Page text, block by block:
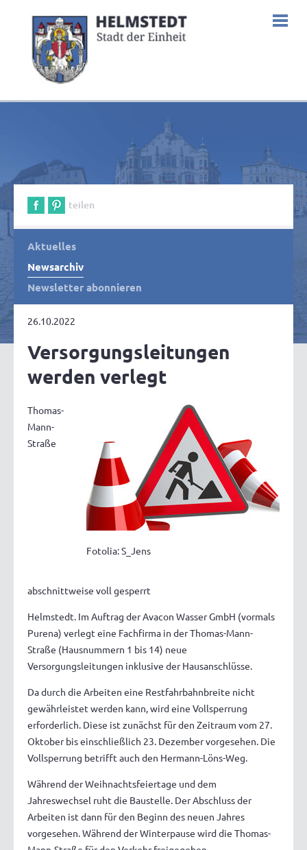
teilen
Aktuelles
Newsarchiv
Newsletter abonnieren
26.10.2022
Versorgungsleitungen
werden verlegt
Fotolia: S_Jens
Thomas-
Mann-
Straße
abschnittweise voll gesperrt
Helmstedt. Im Auftrag der Avacon Wasser GmbH (vormals
Purena) verlegt eine Fachfirma in der Thomas-Mann-
Straße (Hausnummern 1 bis 14) neue
Versorgungsleitungen inklusive der Hausanschlüsse.
Da durch die Arbeiten eine Restfahrbahnbreite nicht
gewährleistet werden kann, wird eine Vollsperrung
erforderlich. Diese ist zunächst für den Zeitraum vom 27.
Oktober bis einschließlich 23. Dezember vorgesehen. Die
Vollsperrung betrifft auch den Hermann-Löns-Weg.
Während der Weihnachtsfeiertage und dem
Jahreswechsel ruht die Baustelle. Der Abschluss der
Arbeiten ist dann für den Beginn des neuen Jahres
vorgesehen. Während der Winterpause wird die Thomas-